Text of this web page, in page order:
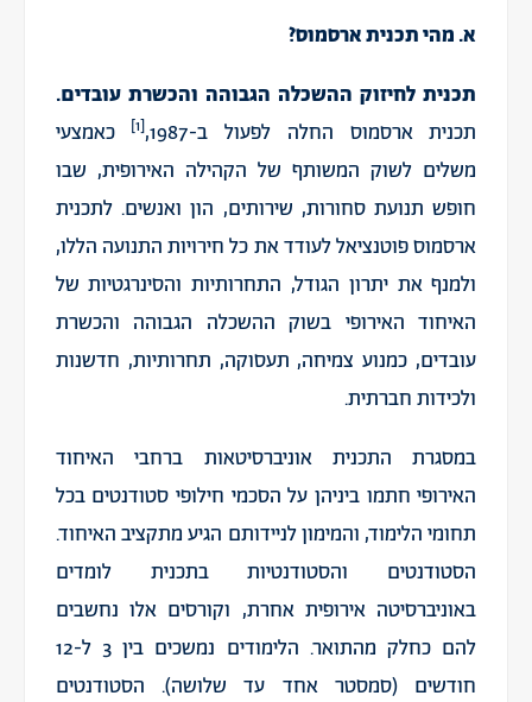
א. מהי תכנית ארסמוס?
תכנית לחיזוק ההשכלה הגבוהה והכשרת עובדים.
תכנית ארסמוס החלה לפעול ב-1987,
[1]
כאמצעי
משלים לשוק המשותף של הקהילה האירופית, שבו
חופש תנועת סחורות, שירותים, הון ואנשים. לתכנית
ארסמוס פוטנציאל לעודד את כל חירויות התנועה הללו,
ולמנף את יתרון הגודל, התחרותיות והסינרגטיות של
האיחוד האירופי בשוק ההשכלה הגבוהה והכשרת
עובדים, כמנועצמיחה, תעסוקה, תחרותיות, חדשנות
ולכידות חברתית.
במסגרת התכנית אוניברסיטאות ברחבי האיחוד
האירופי חתמו ביניהן על הסכמי חילופי סטודנטים בכל
תחומי הלימוד, והמימון לניידותם הגיע מתקציב האיחוד.
הסטודנטים והסטודנטיות בתכנית לומדים
באוניברסיטה אירופית אחרת, וקורסים אלו נחשבים
להם כחלק מהתואר. הלימודים נמשכים בין 3 ל-12
חודשים (סמסטר אחד עד שלושה). הסטודנטים